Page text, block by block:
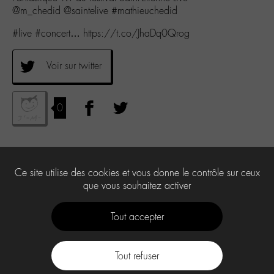
@m_chedid @saintelive #mathieuchedid
#live #concert… https://t.co/JhaDq0Qrog
Voir sur twitter
0
Ce site utilise des cookies et vous donne le contrôle sur ceux
que vous souhaitez activer
Tout accepter
Tout refuser